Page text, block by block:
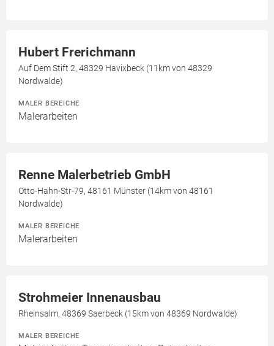
Hubert Frerichmann
Auf Dem Stift 2, 48329 Havixbeck (11km von 48329
Nordwalde)
MALER BEREICHE
Malerarbeiten
Renne Malerbetrieb GmbH
Otto-Hahn-Str-79, 48161 Münster (14km von 48161
Nordwalde)
MALER BEREICHE
Malerarbeiten
Strohmeier Innenausbau
Rheinsalm, 48369 Saerbeck (15km von 48369 Nordwalde)
MALER BEREICHE